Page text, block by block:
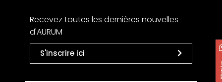
Recevez toutes les dernières nouvelles
d'AURUM
S'inscrire ici